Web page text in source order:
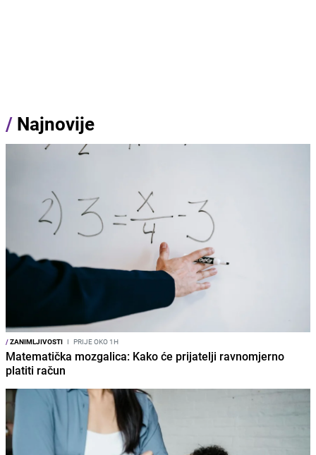
/ Najnovije
/ZANIMLJIVOSTI I PRIJE OKO 1H
Matematička mozgalica: Kako će prijatelji ravnomjerno
platiti račun